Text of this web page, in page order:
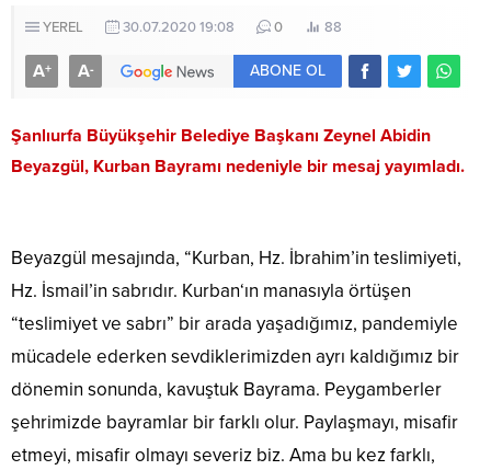
YEREL 30.07.2020 19:08 0 88
A+ A- ABONE OL
Şanlıurfa Büyükşehir Belediye Başkanı Zeynel Abidin
Beyazgül, Kurban Bayramı nedeniyle bir mesaj yayımladı.
Beyazgül mesajında, “Kurban, Hz. İbrahim’in teslimiyeti,
Hz. İsmail’in sabrıdır. Kurban‘ın manasıyla örtüşen
“teslimiyet ve sabrı” bir arada yaşadığımız, pandemiyle
mücadele ederken sevdiklerimizden ayrı kaldığımız bir
dönemin sonunda, kavuştuk Bayrama. Peygamberler
şehrimizde bayramlar bir farklı olur. Paylaşmayı, misafir
etmeyi, misafir olmayı severiz biz. Ama bu kez farklı,